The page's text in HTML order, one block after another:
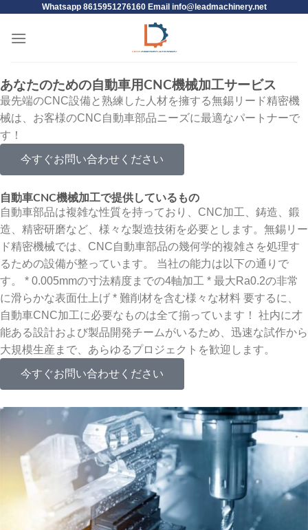
Whatsapp 8615951276160 Email info@leadmachinery.net
あなたのための自動車用CNC機械加工サービス
最先端のCNC設備と熟練した人材を擁する無錫リード精密機
械は、お客様のCNC自動車部品ニーズに最適なパートナーで
す！
今すぐお問い合わせください
自動車CNC機械加工で提供しているもの
自動車部品は複雑な性質を持っており、CNC加工、鋳造、鍛
造、精密研磨など、様々な製造技術を必要とします。無錫リー
ド精密機械では、CNC自動車部品の幾何学的複雑さを処理す
るための設備が整っています。 当社の能力は以下の通りで
す。 * 0.005mmの寸法精度までの4軸加工 * 最大Ra0.2の非常
に滑らかな表面仕上げ * 難削材を含む様々な材料 要するに、
自動車CNC加工に必要なものは全て揃っています！ 社内に才
能ある設計および製品開発チームがいるため、迅速な試作から
大規模生産まで、あらゆるプロジェクトを歓迎します。
今すぐお問い合わせください